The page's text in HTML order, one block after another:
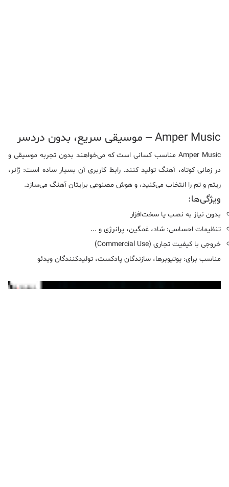
Amper Music – موسیقی سریع، بدون دردسر
Amper Music مناسب کسانی است که می‌خواهند بدون تجربه موسیقی و
در زمانی کوتاه، آهنگ تولید کنند. رابط کاربری آن بسیار ساده است: ژانر،
ریتم و تم را انتخاب می‌کنید، و هوش مصنوعی برایتان آهنگ می‌سازد.
ویژگی‌ها:
بدون نیاز به نصب یا سخت‌افزار
تنظیمات احساسی: شاد، غمگین، پرانرژی و ...
خروجی با کیفیت تجاری (Commercial Use)
مناسب برای: یوتیوبرها، سازندگان پادکست، تولیدکنندگان ویدئو